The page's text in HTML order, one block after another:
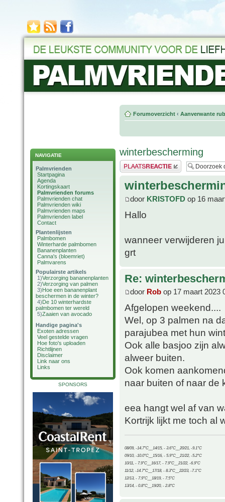
NAVIGATIE
Palmvrienden
Startpagina
Agenda
Kortingskaart
Palmvrienden forums
Palmvrienden chat
Palmvrienden wiki
Palmvrienden maps
Palmvrienden label
Contact
Plantenlijsten
Palmbomen
Winterharde palmbomen
Bananenplanten
Canna's (bloemriet)
Palmvarens
Populairste artikels
1)Verzorging bananenplanten
2)Verzorging van palmen
3)Hoe een bananenplant
beschermen in de winter?
4)De 10 winterhardste
palmbomen ter wereld
5)Zaaien van avocado
Handige pagina's
Exoten adressen
Veel gestelde vragen
Hoe foto's uploaden
Richtlijnen
Disclaimer
Link naar ons
Links
SPONSORS
Forumoverzicht ‹ Aanverwante
winterbescherming
Plaats een reactie
door KRISTOFD op 16
Hallo
wanneer verwijderen
grt
Re:
door Rob op 17 maart 2023
Afgelopen weekend....
Wel, op 3 palmen na
parajubea met hun
Ook alle basjoo zijn
alweer buiten.
Ook komen
naar buiten of naar de
eea hangt wel af van
Kortrijk lijkt me toch al
08/09, -14.7°C__14/15, - 3.6°C__20/21, -9.1°C
09/10, -10.0°C__15/16, - 5.9°C__21/22, -5.2°C
10/11, - 7.9°C__16/17, - 7.9°C__21/22, -6.9°C
11/12, -14.7°C__17/18, - 8.3°C__22/23, -7.1°C
12/13, - 7.9°C__18/19, - 7.5°C
13/14, - 0.8°C__19/20, - 2.8°C